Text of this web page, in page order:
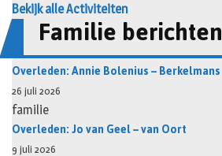
Bekijk alle Activiteiten
Familie berichten
Overleden: Annie Bolenius – Berkelmans
26 juli 2026
familie
Overleden: Jo van Geel – van Oort
9 juli 2026